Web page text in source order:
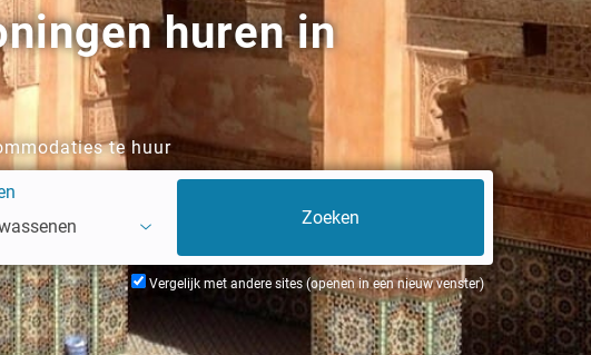
huren in
te huur
Vergelijk met andere sites (openen in een nieuw venster)